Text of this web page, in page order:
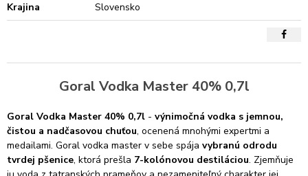
Krajina
Slovensko
Goral Vodka Master 40% 0,7l
Goral Vodka Master 40% 0,7l - výnimočná vodka s jemnou,
čistou a nadčasovou chuťou, ocenená mnohými expertmi a
medailami. Goral vodka master v sebe spája vybranú odrodu
tvrdej pšenice, ktorá prešla 7-kolónovou destiláciou. Zjemňuje